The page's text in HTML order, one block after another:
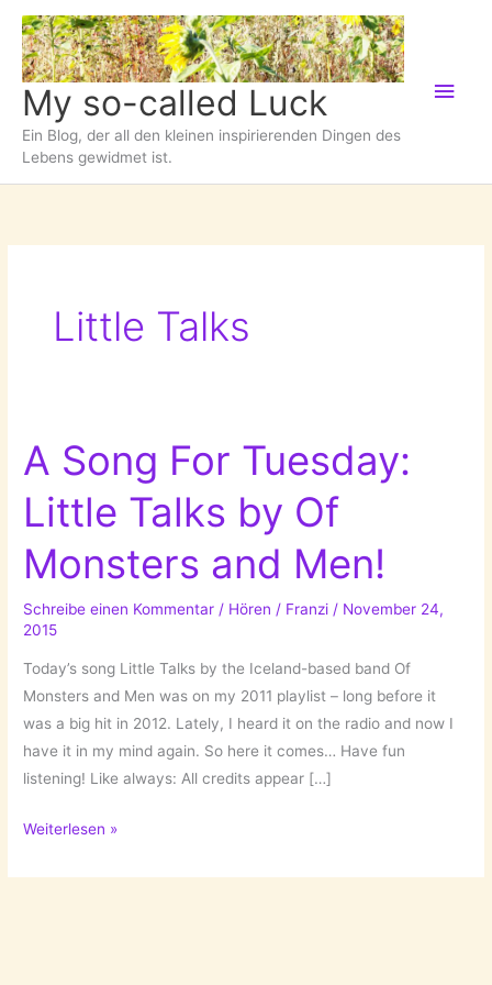
Zum
Inhalt
springen
My so-called Luck
Ein Blog, der all den kleinen inspirierenden Dingen des
Lebens gewidmet ist.
Little Talks
A Song For Tuesday:
Little Talks by Of
Monsters and Men!
Schreibe einen Kommentar / Hören / Franzi / November 24,
2015
Today’s song Little Talks by the Iceland-based band Of
Monsters and Men was on my 2011 playlist – long before it
was a big hit in 2012. Lately, I heard it on the radio and now I
have it in my mind again. So here it comes… Have fun
listening! Like always: All credits appear […]
A
For
Weiterlesen »